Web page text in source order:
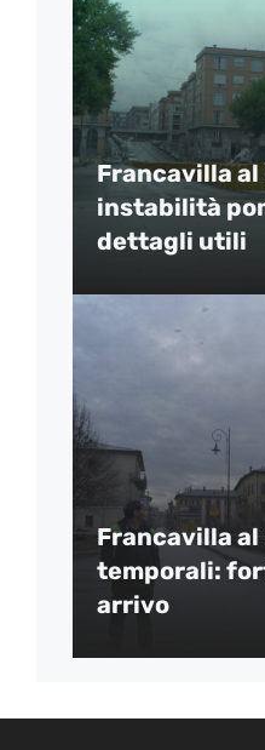
Francavilla
instabilità
dettagli utili
Francavilla
temporali:
arrivo